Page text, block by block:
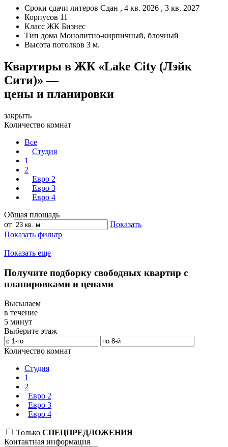
Сроки сдачи литеров Сдан , 4 кв. 2026 , 3 кв. 2027
Корпусов 11
Класс ЖК Бизнес
Тип дома Монолитно-кирпичный, блочный
Высота потолков 3 м.
Квартиры в ЖК «Lake City (Лэйк
Сити)» —
цены и планировки
закрыть
Количество комнат
Все
Студия
1
2
Евро 2
Евро 3
Евро 4
Общая площадь
от
Показать
Показать фильтр
Показать еще
Получите подборку свободных квартир с
планировками и ценами
Высылаем
в течение
5 минут
Выберите этаж
Количество комнат
Студия
1
2
Евро 2
Евро 3
Евро 4
Только СПЕЦПРЕДЛОЖЕНИЯ
Контактная информация